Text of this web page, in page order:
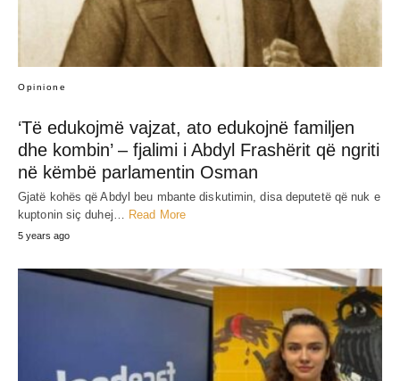
Opinione
‘Të edukojmë vajzat, ato edukojnë familjen
dhe kombin’ – fjalimi i Abdyl Frashërit që ngriti
në këmbë parlamentin Osman
Gjatë kohës që Abdyl beu mbante diskutimin, disa deputetë që nuk e
kuptonin siç duhej…
Read More
5 years ago